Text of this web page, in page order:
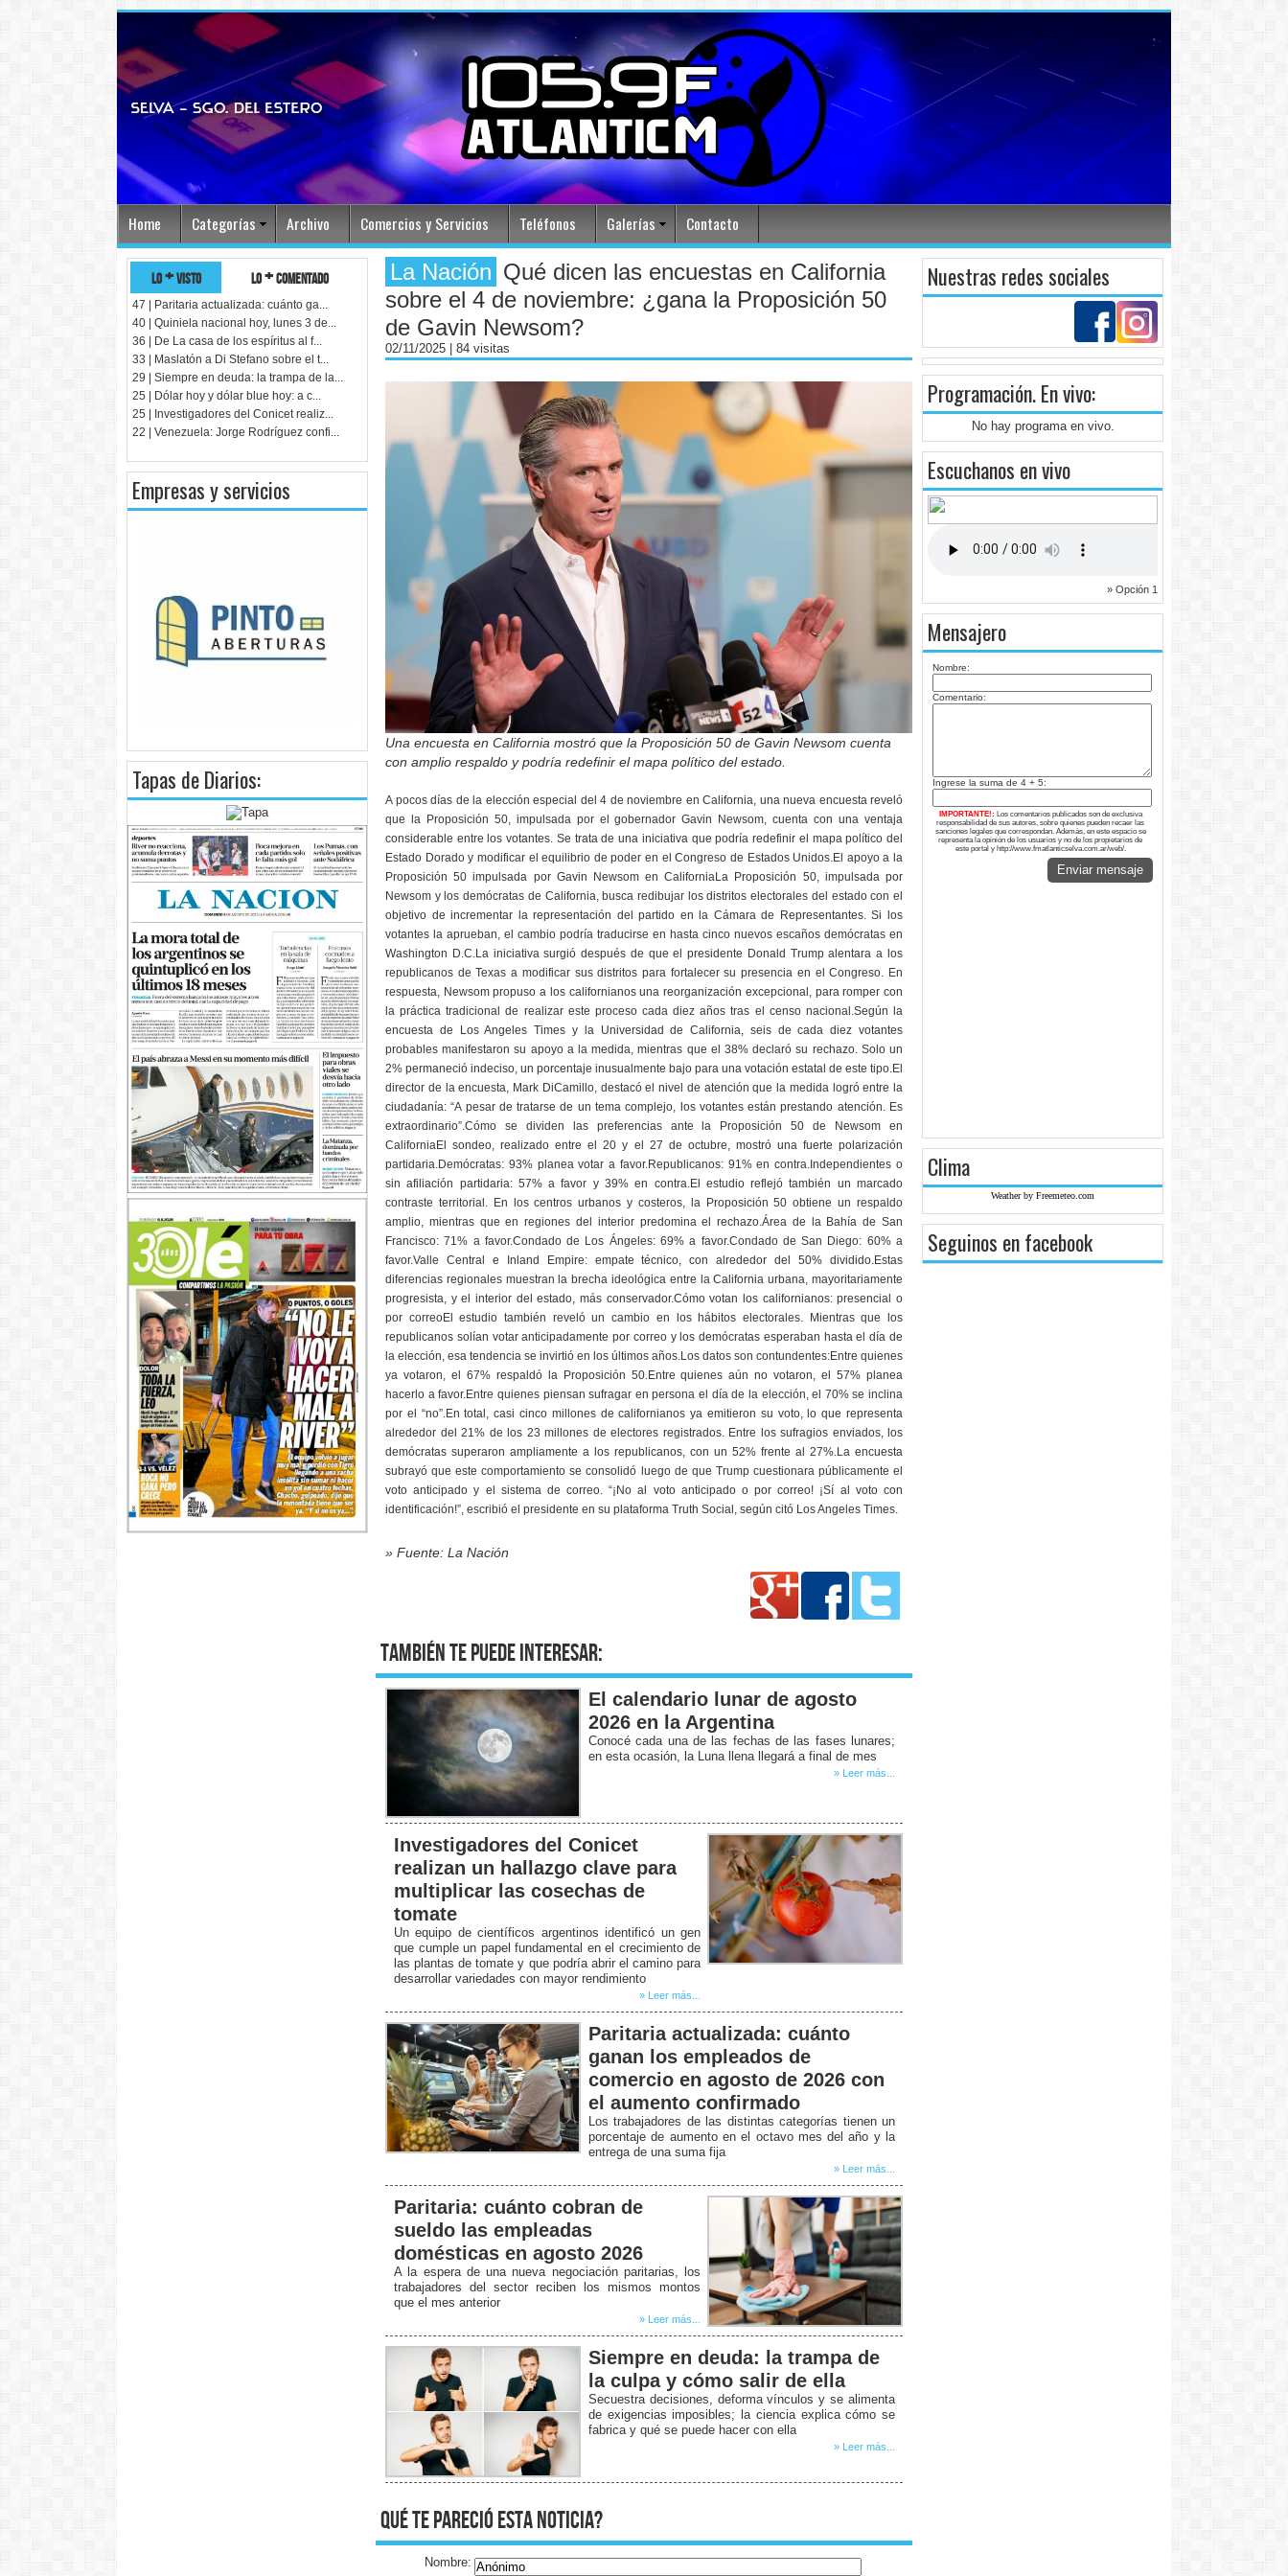
Home Categorías Archivo Comercios y Servicios Teléfonos Galerías Contacto
lo + visto lo + comentado
47 | Paritaria actualizada: cuánto ga...
40 | Quiniela nacional hoy, lunes 3 de...
36 | De La casa de los espíritus al f...
33 | Maslatón a Di Stefano sobre el t...
29 | Siempre en deuda: la trampa de la...
25 | Dólar hoy y dólar blue hoy: a c...
25 | Investigadores del Conicet realiz...
22 | Venezuela: Jorge Rodríguez confi...
Empresas y servicios
Tapas de Diarios:
La Nación Qué dicen las encuestas en California
sobre el 4 de noviembre: ¿gana la Proposición 50
de Gavin Newsom?
02/11/2025 | 84 visitas
Una encuesta en California mostró que la Proposición 50 de Gavin Newsom cuenta
con amplio respaldo y podría redefinir el mapa político del estado.
A pocos días de la elección especial del 4 de noviembre en California, una nueva encuesta reveló
que la Proposición 50, impulsada por el gobernador Gavin Newsom, cuenta con una ventaja
considerable entre los votantes. Se trata de una iniciativa que podría redefinir el mapa político del
Estado Dorado y modificar el equilibrio de poder en el Congreso de Estados Unidos.El apoyo a la
Proposición 50 impulsada por Gavin Newsom en CaliforniaLa Proposición 50, impulsada por
Newsom y los demócratas de California, busca redibujar los distritos electorales del estado con el
objetivo de incrementar la representación del partido en la Cámara de Representantes. Si los
votantes la aprueban, el cambio podría traducirse en hasta cinco nuevos escaños demócratas en
Washington D.C.La iniciativa surgió después de que el presidente Donald Trump alentara a los
republicanos de Texas a modificar sus distritos para fortalecer su presencia en el Congreso. En
respuesta, Newsom propuso a los californianos una reorganización excepcional, para romper con
la práctica tradicional de realizar este proceso cada diez años tras el censo nacional.Según la
encuesta de Los Angeles Times y la Universidad de California, seis de cada diez votantes
probables manifestaron su apoyo a la medida, mientras que el 38% declaró su rechazo. Solo un
2% permaneció indeciso, un porcentaje inusualmente bajo para una votación estatal de este tipo.El
director de la encuesta, Mark DiCamillo, destacó el nivel de atención que la medida logró entre la
ciudadanía: “A pesar de tratarse de un tema complejo, los votantes están prestando atención. Es
extraordinario”.Cómo se dividen las preferencias ante la Proposición 50 de Newsom en
CaliforniaEl sondeo, realizado entre el 20 y el 27 de octubre, mostró una fuerte polarización
partidaria.Demócratas: 93% planea votar a favor.Republicanos: 91% en contra.Independientes o
sin afiliación partidaria: 57% a favor y 39% en contra.El estudio reflejó también un marcado
contraste territorial. En los centros urbanos y costeros, la Proposición 50 obtiene un respaldo
amplio, mientras que en regiones del interior predomina el rechazo.Área de la Bahía de San
Francisco: 71% a favor.Condado de Los Ángeles: 69% a favor.Condado de San Diego: 60% a
favor.Valle Central e Inland Empire: empate técnico, con alrededor del 50% dividido.Estas
diferencias regionales muestran la brecha ideológica entre la California urbana, mayoritariamente
progresista, y el interior del estado, más conservador.Cómo votan los californianos: presencial o
por correoEl estudio también reveló un cambio en los hábitos electorales. Mientras que los
republicanos solían votar anticipadamente por correo y los demócratas esperaban hasta el día de
la elección, esa tendencia se invirtió en los últimos años.Los datos son contundentes:Entre quienes
ya votaron, el 67% respaldó la Proposición 50.Entre quienes aún no votaron, el 57% planea
hacerlo a favor.Entre quienes piensan sufragar en persona el día de la elección, el 70% se inclina
por el “no”.En total, casi cinco millones de californianos ya emitieron su voto, lo que representa
alrededor del 21% de los 23 millones de electores registrados. Entre los sufragios enviados, los
demócratas superaron ampliamente a los republicanos, con un 52% frente al 27%.La encuesta
subrayó que este comportamiento se consolidó luego de que Trump cuestionara públicamente el
voto anticipado y el sistema de correo. “¡No al voto anticipado o por correo! ¡Sí al voto con
identificación!”, escribió el presidente en su plataforma Truth Social, según citó Los Angeles Times.
» Fuente: La Nación
También te puede interesar:
El calendario lunar de agosto
2026 en la Argentina
Conocé cada una de las fechas de las fases lunares;
en esta ocasión, la Luna llena llegará a final de mes
» Leer más...
Investigadores del Conicet
realizan un hallazgo clave para
multiplicar las cosechas de
tomate
Un equipo de científicos argentinos identificó un gen
que cumple un papel fundamental en el crecimiento de
las plantas de tomate y que podría abrir el camino para
desarrollar variedades con mayor rendimiento
» Leer más...
Paritaria actualizada: cuánto
ganan los empleados de
comercio en agosto de 2026 con
el aumento confirmado
Los trabajadores de las distintas categorías tienen un
porcentaje de aumento en el octavo mes del año y la
entrega de una suma fija
» Leer más...
Paritaria: cuánto cobran de
sueldo las empleadas
domésticas en agosto 2026
A la espera de una nueva negociación paritarias, los
trabajadores del sector reciben los mismos montos
que el mes anterior
» Leer más...
Siempre en deuda: la trampa de
la culpa y cómo salir de ella
Secuestra decisiones, deforma vínculos y se alimenta
de exigencias imposibles; la ciencia explica cómo se
fabrica y qué se puede hacer con ella
» Leer más...
qué te pareció esta noticia?
Nombre:
Nuestras redes sociales
Programación. En vivo:
No hay programa en vivo.
Escuchanos en vivo
» Opción 1
Mensajero
Nombre:
Comentario:
Ingrese la suma de 4 + 5:
IMPORTANTE!: Los comentarios publicados son de exclusiva
responsabilidad de sus autores, sobre quienes pueden recaer las
sanciones legales que correspondan. Además, en este espacio se
representa la opinión de los usuarios y no de los propietarios de
este portal y http://www.fmatlanticselva.com.ar/web/.
Enviar mensaje
Clima
Weather by Freemeteo.com
Seguinos en facebook